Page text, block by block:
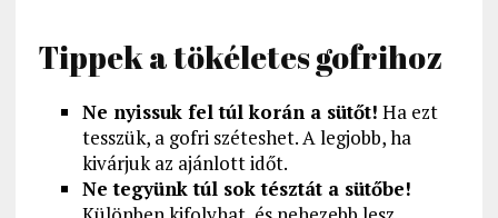
Tippek a tökéletes gofrihoz
Ne nyissuk fel túl korán a sütőt! Ha ezt
tesszük, a gofri széteshet. A legjobb, ha
kivárjuk az ajánlott időt.
Ne tegyünk túl sok tésztát a sütőbe!